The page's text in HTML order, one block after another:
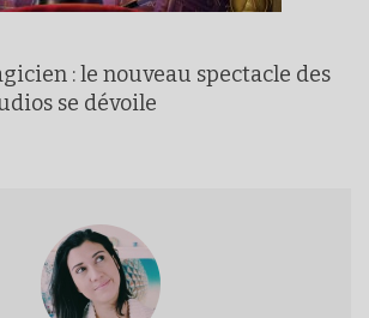
: le nouveau spectacle des
se dévoile